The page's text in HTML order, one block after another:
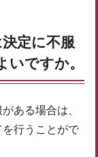
定に不服
ですか。
ある場合は、
行うことがで